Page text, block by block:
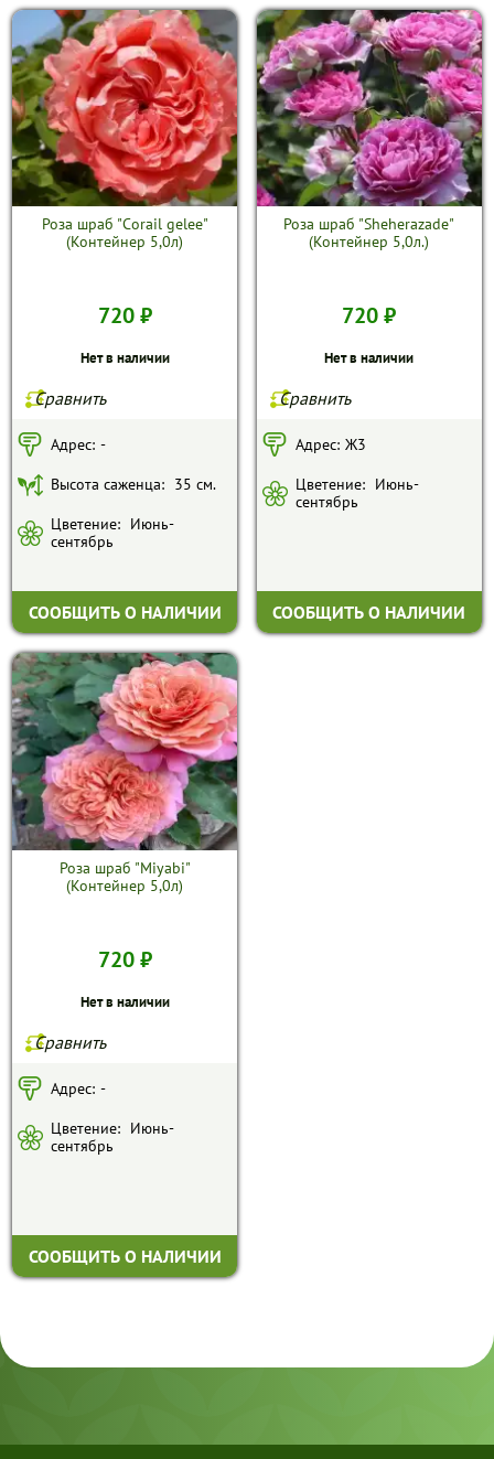
Роза шраб "Corail gelee"
(Контейнер 5,0л)
720 ₽
Нет в наличии
Сравнить
Адрес: -
Высота саженца: 35 см.
Цветение: Июнь-
сентябрь
СООБЩИТЬ О НАЛИЧИИ
Роза шраб "Sheherazade"
(Контейнер 5,0л.)
720 ₽
Нет в наличии
Сравнить
Адрес: Ж3
Цветение: Июнь-
сентябрь
СООБЩИТЬ О НАЛИЧИИ
Роза шраб "Miyabi"
(Контейнер 5,0л)
720 ₽
Нет в наличии
Сравнить
Адрес: -
Цветение: Июнь-
сентябрь
СООБЩИТЬ О НАЛИЧИИ